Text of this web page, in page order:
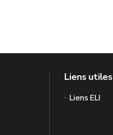
Liens utiles
Liens ELI